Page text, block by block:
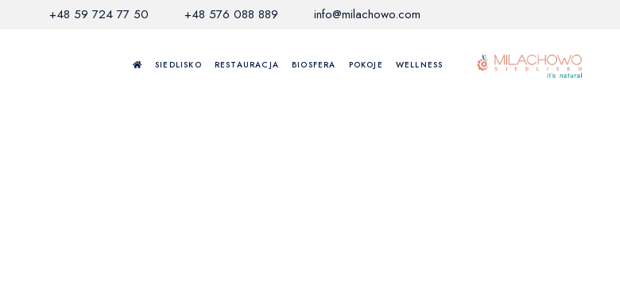
+48 59 724 77 50 +48 576 088 889 info@milachowo.com
SIEDLISKO RESTAURACJA BIOSFERA POKOJE WELLNESS